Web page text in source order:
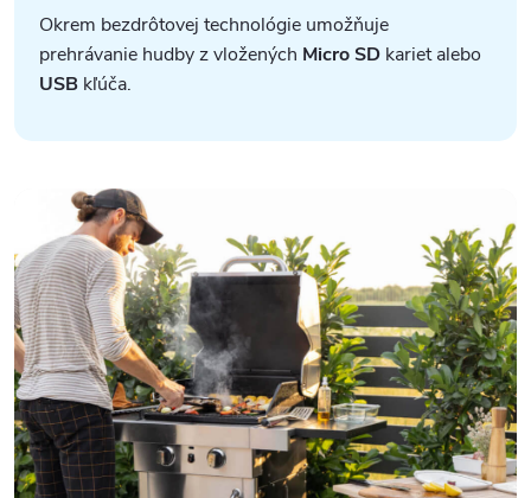
Okrem bezdrôtovej technológie umožňuje
prehrávanie hudby z vložených Micro SD kariet alebo
USB kľúča.